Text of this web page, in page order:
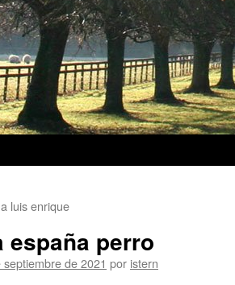
luis enrique
españa perro
septiembre de 2021 por istern